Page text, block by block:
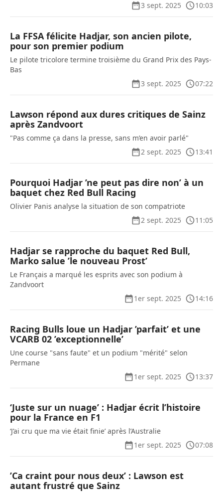
3 sept. 2025
10:03
La FFSA félicite Hadjar, son ancien pilote,
pour son premier podium
Le pilote tricolore termine troisième du Grand Prix des Pays-
Bas
3 sept. 2025
07:22
Lawson répond aux dures critiques de Sainz
après Zandvoort
"Pas comme ça dans la presse, sans m’en avoir parlé"
2 sept. 2025
13:41
Pourquoi Hadjar ’ne peut pas dire non’ à un
baquet chez Red Bull Racing
Olivier Panis analyse la situation de son compatriote
2 sept. 2025
11:05
Hadjar se rapproche du baquet Red Bull,
Marko salue ’le nouveau Prost’
Le Français a marqué les esprits avec son podium à
Zandvoort
1er sept. 2025
14:16
Racing Bulls loue un Hadjar ’parfait’ et une
VCARB 02 ’exceptionnelle’
Une course "sans faute" et un podium "mérité" selon
Permane
1er sept. 2025
13:37
‘Juste sur un nuage’ : Hadjar écrit l’histoire
pour la France en F1
‘J’ai cru que ma vie était finie’ après l’Australie
1er sept. 2025
07:08
’Ca craint pour nous deux’ : Lawson est
autant frustré que Sainz